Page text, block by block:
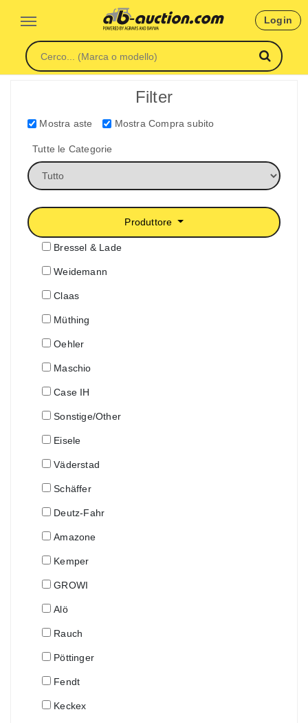
Login
Filter
Mostra aste Mostra Compra subito
Tutte le Categorie
Produttore
Bressel & Lade
Weidemann
Claas
Müthing
Oehler
Maschio
Case IH
Sonstige/Other
Eisele
Väderstad
Schäffer
Deutz-Fahr
Amazone
Kemper
GROWI
Alö
Rauch
Pöttinger
Fendt
Keckex